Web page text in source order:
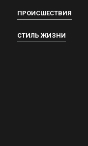
ПРОИСШЕСТВИЯ
СТИЛЬ ЖИЗНИ